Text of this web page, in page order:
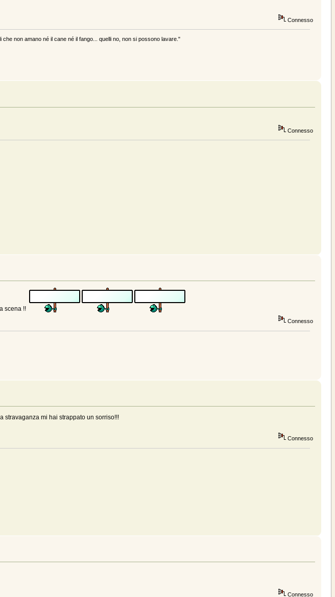
Connesso
non amano né il cane né il fango... quelli no, non si possono lavare."
Connesso
scena !!
Connesso
stravaganza mi hai strappato un sorriso!!!
Connesso
Connesso